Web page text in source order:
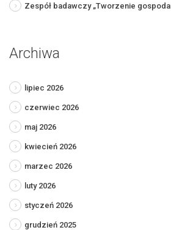
Zespół badawczy „Tworzenie
Archiwa
lipiec 2026
czerwiec 2026
maj 2026
kwiecień 2026
marzec 2026
luty 2026
styczeń 2026
grudzień 2025